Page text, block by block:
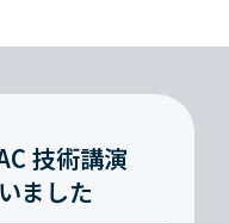
技術講演
ました